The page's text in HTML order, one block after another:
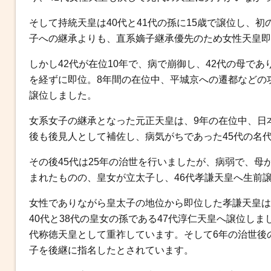
そして持統天皇は40代と41代の孫に15歳で譲位し、
子への継承よりも、直系嫡子継承優先のため女性天皇
しかし42代が在位10年で、病で崩御し、42代の母で
を経ずに即位。8年間の在位中、平城京への遷都など
譲位しました。
女系女子の継承となった元正天皇は、9年の在位中、
後も後見人として補佐し、病気がちであった45代の名
その後45代は25年の治世を行いましたが、病弱で、
まれたものの、皇女が立太子し、46代孝謙天皇へ生前
女性でありながら皇太子の地位から即位した孝謙天皇
40代と38代の皇女の孫である47代淳仁天皇へ譲位し
代称徳天皇として重祚しています。そして6年の治世
子を後継に指名したとされています。